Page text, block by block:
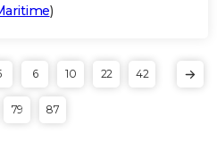
)
6 10 22 42
79 87